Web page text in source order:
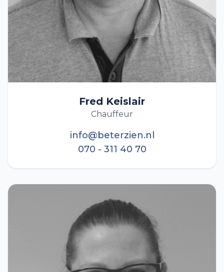
Fred Keislair
Chauffeur
info@beterzien.nl
070 - 311 40 70